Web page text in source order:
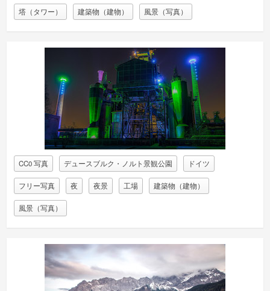
塔（タワー） 建築物（建物） 風景（写真）
CC0 写真 デュースブルク・ノルト景観公園 ドイツ
フリー写真 夜 夜景 工場 建築物（建物）
風景（写真）